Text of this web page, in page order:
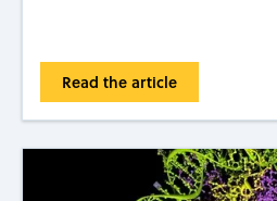
Read the article